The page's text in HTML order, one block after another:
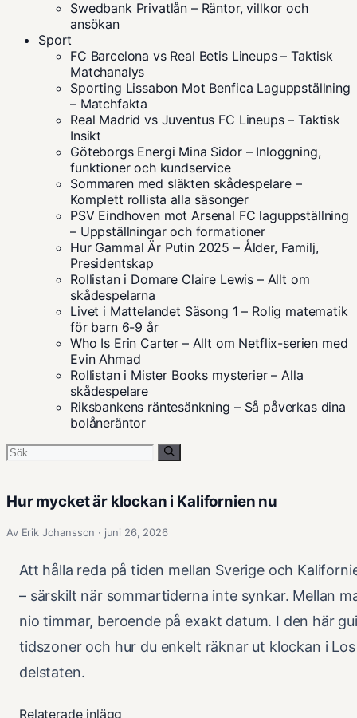
Swedbank Privatlån – Räntor, villkor och
ansökan
Sport
FC Barcelona vs Real Betis Lineups – Taktisk
Matchanalys
Sporting Lissabon Mot Benfica Laguppställning
– Matchfakta
Real Madrid vs Juventus FC Lineups – Taktisk
Insikt
Göteborgs Energi Mina Sidor – Inloggning,
funktioner och kundservice
Sommaren med släkten skådespelare –
Komplett rollista alla säsonger
PSV Eindhoven mot Arsenal FC laguppställning
– Uppställningar och formationer
Hur Gammal Är Putin 2025 – Ålder, Familj,
Presidentskap
Rollistan i Domare Claire Lewis – Allt om
skådespelarna
Livet i Mattelandet Säsong 1 – Rolig matematik
för barn 6-9 år
Who Is Erin Carter – Allt om Netflix-serien med
Evin Ahmad
Rollistan i Mister Books mysterier – Alla
skådespelare
Riksbankens räntesänkning – Så påverkas dina
bolåneräntor
Sök
Hur mycket är klockan i Kalifornien nu
Av Erik Johansson · juni 26, 2026
Att hålla reda på tiden mellan Sverige och
– särskilt när sommartiderna inte synkar. Mellan
nio timmar, beroende på exakt datum. I den här
tidszoner och hur du enkelt räknar ut klockan i
delstaten.
Relaterade inlägg